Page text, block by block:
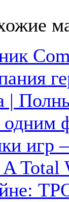
|
одним
A